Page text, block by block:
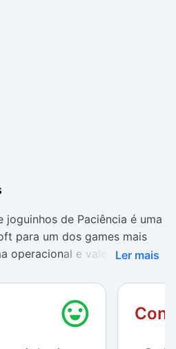
joguinhos de Paciência é uma
para um dos games mais
operacional e vale muito a
para o Windows 8, está
Ler mais